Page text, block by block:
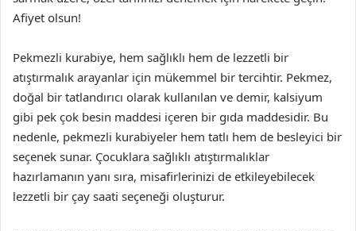
Afiyet olsun!
Pekmezli kurabiye, hem sağlıklı hem de lezzetli bir
atıştırmalık arayanlar için mükemmel bir tercihtir. Pekmez,
doğal bir tatlandırıcı olarak kullanılan ve demir, kalsiyum
gibi pek çok besin maddesi içeren bir gıda maddesidir. Bu
nedenle, pekmezli kurabiyeler hem tatlı hem de besleyici bir
seçenek sunar. Çocuklara sağlıklı atıştırmalıklar
hazırlamanın yanı sıra, misafirlerinizi de etkileyebilecek
lezzetli bir çay saati seçeneği oluşturur.